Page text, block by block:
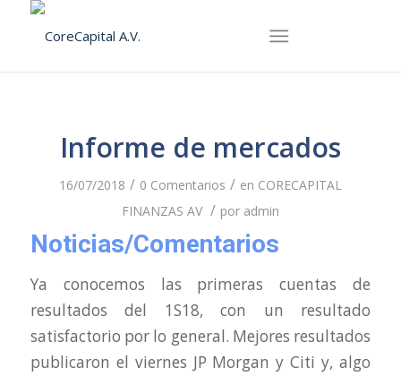
Informe de mercados
16/07/2018 / 0 Comentarios / en CORECAPITAL
FINANZAS AV / por admin
Noticias/Comentarios
Ya conocemos las primeras cuentas de
resultados del 1S18, con un resultado
satisfactorio por lo general. Mejores resultados
publicaron el viernes JP Morgan y Citi y, algo